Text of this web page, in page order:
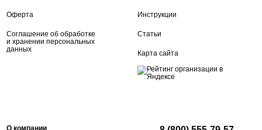
Оферта
Соглашение об обработке
и хранении персональных
данных
Инструкции
Статьи
Карта сайта
О компании